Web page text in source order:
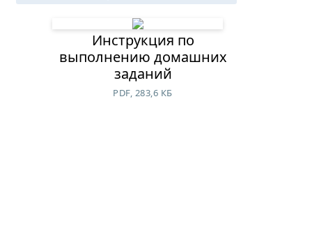
Инструкция по
выполнению домашних
заданий
PDF, 283,6 КБ